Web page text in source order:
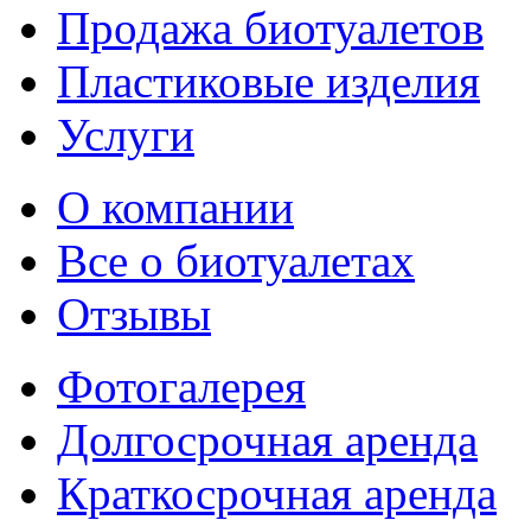
Продажа биотуалетов
Пластиковые изделия
Услуги
О компании
Все о биотуалетах
Отзывы
Фотогалерея
Долгосрочная аренда
Краткосрочная аренда